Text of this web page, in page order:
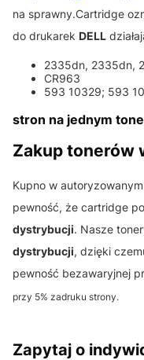
na sprawny.Cartridge
do drukarek DELL
2335dn, 2335dn,
CR963
593 10329; 593
stron na jednym
Zakup tonerów
Kupno w
pewność, że cartridge
dystrybucji. Nasze
dystrybucji, dzięki
pewność bezawaryjnej
przy 5% zadruku strony.
Zapytaj o